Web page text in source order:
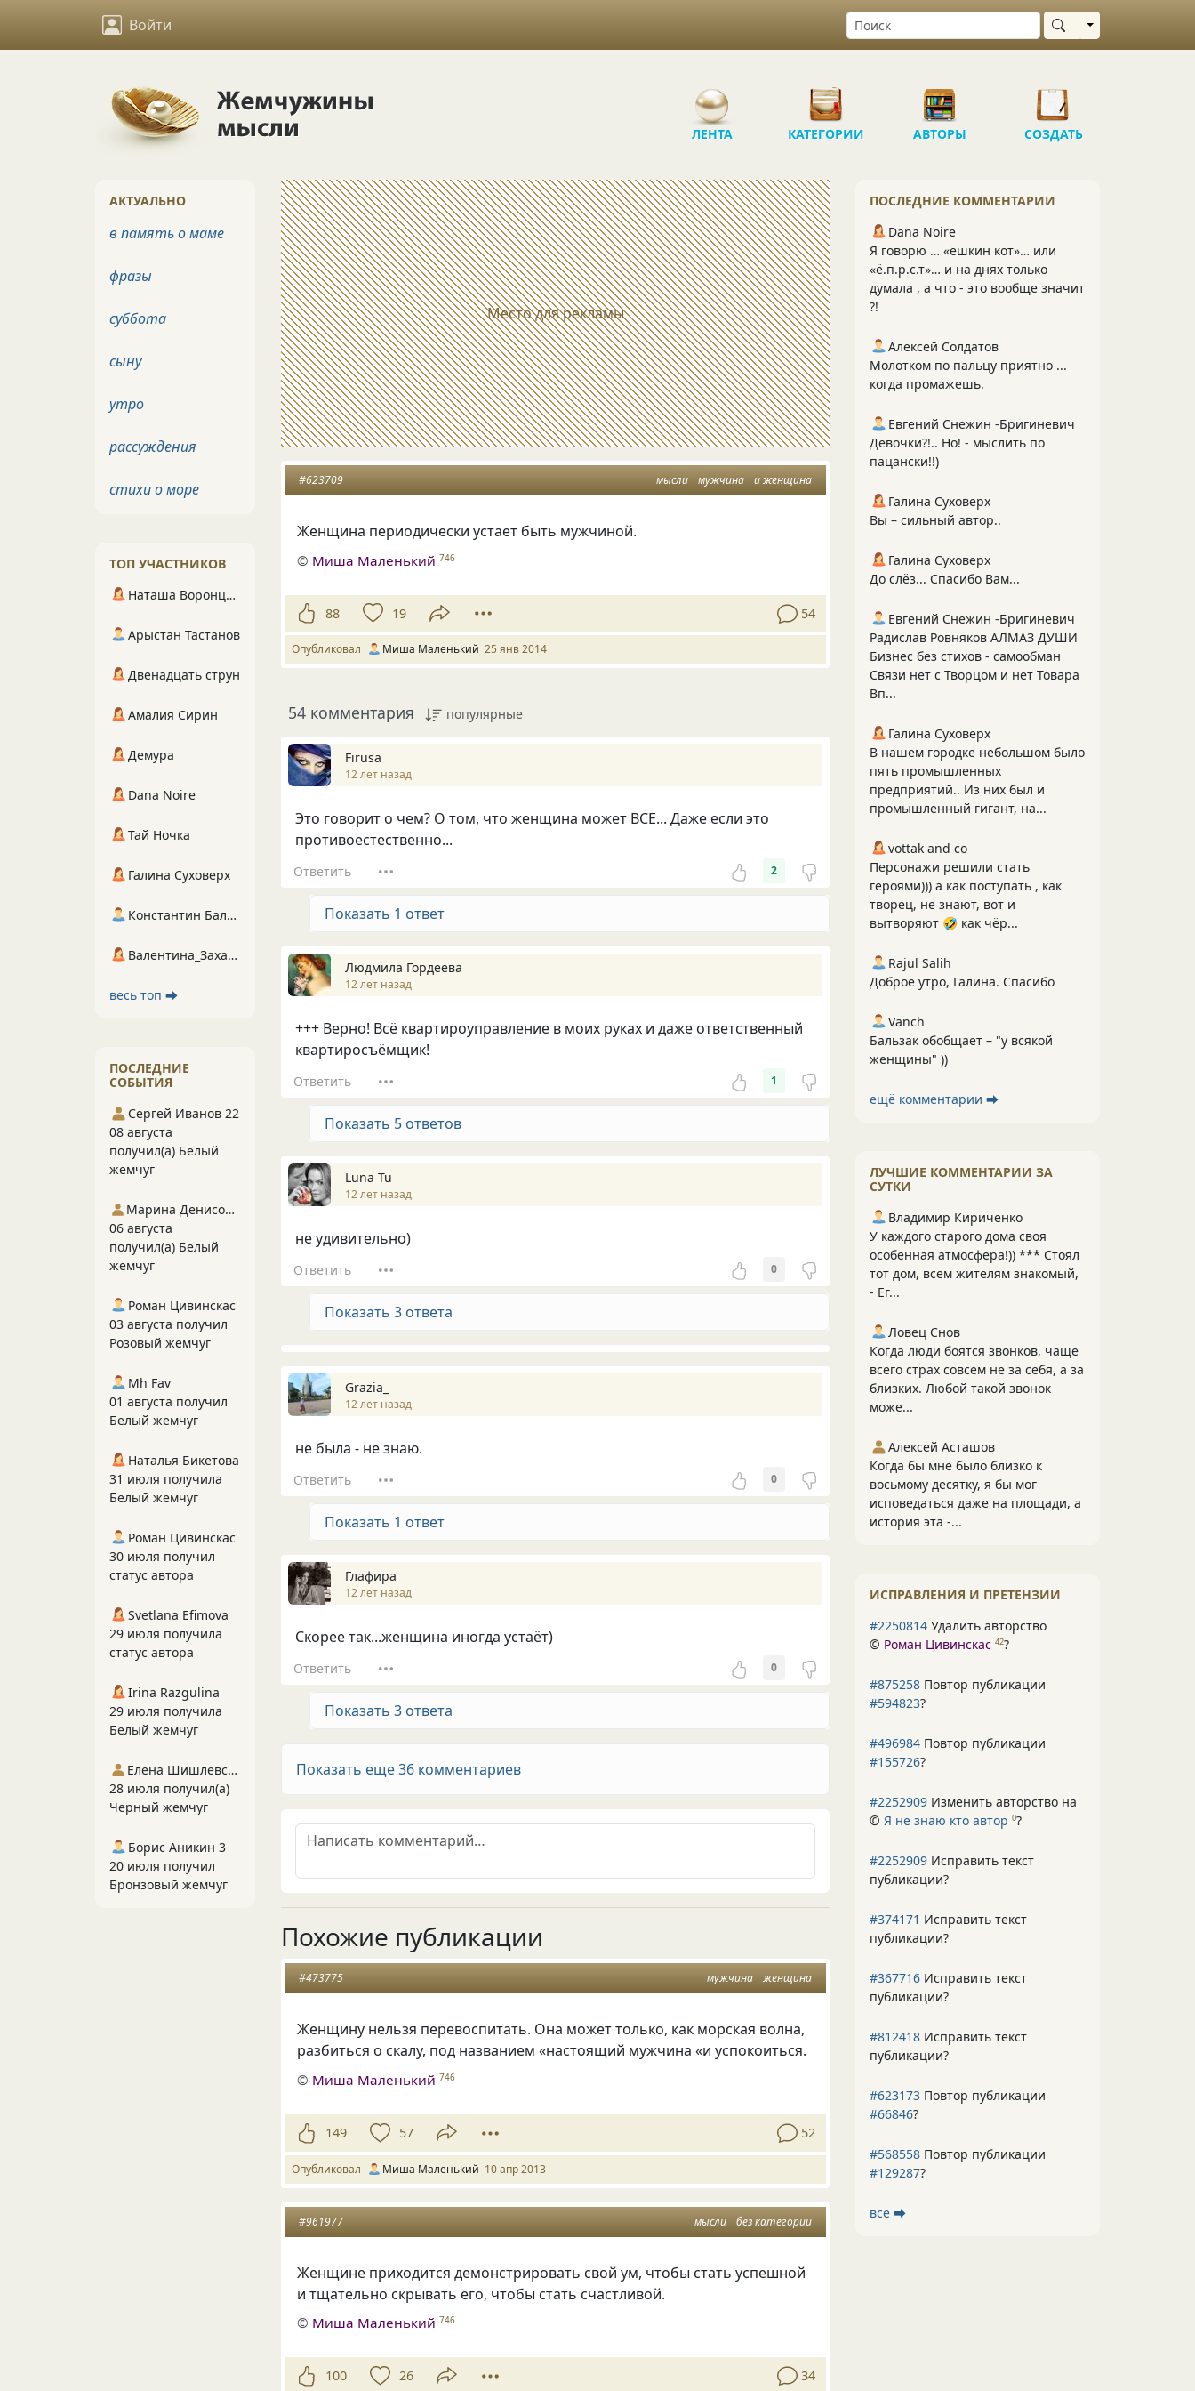
Войти Выбрать область
ЛЕНТА КАТЕГОРИИ АВТОРЫ СОЗДАТЬ
Место для рекламы
мысли мужчина и женщина
#623709
Женщина периодически устает быть мужчиной.
© Миша Маленький 746
88 19 54
Опубликовал Миша Маленький 25 янв 2014
54 комментария популярные
Firusa
12 лет назад
Это говорит о чем? О том, что женщина может ВСЕ... Даже если это
противоестественно...
Ответить 2
Показать 1 ответ
Людмила Гордеева
12 лет назад
+++ Верно! Всё квартироуправление в моих руках и даже ответственный
квартиросъёмщик!
Ответить 1
Показать 5 ответов
Luna Tu
12 лет назад
не удивительно)
Ответить 0
Показать 3 ответа
Grazia_
12 лет назад
не была - не знаю.
Ответить 0
Показать 1 ответ
Глафира
12 лет назад
Скорее так...женщина иногда устаёт)
Ответить 0
Показать 3 ответа
Показать еще 36 комментариев
Похожие публикации
мужчина женщина
#473775
Женщину нельзя перевоспитать. Она может только, как морская волна,
разбиться о скалу, под названием «настоящий мужчина «и успокоиться.
© Миша Маленький 746
149 57 52
Опубликовал Миша Маленький 10 апр 2013
мысли без категории
#961977
Женщине приходится демонстрировать свой ум, чтобы стать успешной
и тщательно скрывать его, чтобы стать счастливой.
© Миша Маленький 746
100 26 34
ПОСЛЕДНИЕ КОММЕНТАРИИ
Dana Noire
Я говорю … «ёшкин кот»… или
«ё.п.р.с.т»… и на днях только
думала , а что - это вообще значит
?!
Алексей Солдатов
Молотком по пальцу приятно ...
когда промажешь.
Евгений Снежин -Бригиневич
Девочки?!.. Но! - мыслить по
пацански!!)
Галина Суховерх
Вы – сильный автор..
Галина Суховерх
До слёз... Спасибо Вам...
Евгений Снежин -Бригиневич
Радислав Ровняков АЛМАЗ ДУШИ
Бизнес без стихов - самообман
Связи нет с Творцом и нет Товара
Вп...
Галина Суховерх
В нашем городке небольшом было
пять промышленных
предприятий.. Из них был и
промышленный гигант, на...
vottak and co
Персонажи решили стать
героями))) а как поступать , как
творец, не знают, вот и
вытворяют 🤣 как чёр...
Rajul Salih
Доброе утро, Галина. Спасибо
Vanch
Бальзак обобщает – "у всякой
женщины" ))
ещё комментарии ⮕
ЛУЧШИЕ КОММЕНТАРИИ ЗА
СУТКИ
Владимир Кириченко
У каждого старого дома своя
особенная атмосфера!)) *** Стоял
тот дом, всем жителям знакомый,
- Ег...
Ловец Снов
Когда люди боятся звонков, чаще
всего страх совсем не за себя, а за
близких. Любой такой звонок
може...
Алексей Асташов
Когда бы мне было близко к
восьмому десятку, я бы мог
исповедаться даже на площади, а
история эта -...
ИСПРАВЛЕНИЯ И ПРЕТЕНЗИИ
#2250814 Удалить авторство
© Роман Цивинскас 42?
#875258 Повтор публикации
#594823?
#496984 Повтор публикации
#155726?
#2252909 Изменить авторство на
© Я не знаю кто автор 0?
#2252909 Исправить текст
публикации?
#374171 Исправить текст
публикации?
#367716 Исправить текст
публикации?
#812418 Исправить текст
публикации?
#623173 Повтор публикации
#66846?
#568558 Повтор публикации
#129287?
все ⮕
АКТУАЛЬНО
в память о маме
фразы
суббота
сыну
утро
рассуждения
стихи о море
ТОП УЧАСТНИКОВ
Наташа Воронцова
Арыстан Тастанов
Двенадцать струн
Амалия Сирин
Демура
Dana Noire
Тай Ночка
Галина Суховерх
Константин Балухта
Валентина_Захарова
весь топ ⮕
ПОСЛЕДНИЕ
СОБЫТИЯ
Сергей Иванов 22
08 августа
получил(а) Белый
жемчуг
Марина Денисова 5
06 августа
получил(а) Белый
жемчуг
Роман Цивинскас
03 августа получил
Розовый жемчуг
Mh Fav
01 августа получил
Белый жемчуг
Наталья Бикетова
31 июля получила
Белый жемчуг
Роман Цивинскас
30 июля получил
статус автора
Svetlana Efimova
29 июля получила
статус автора
Irina Razgulina
29 июля получила
Белый жемчуг
Елена Шишлевская
28 июля получил(а)
Черный жемчуг
Борис Аникин 3
20 июля получил
Бронзовый жемчуг